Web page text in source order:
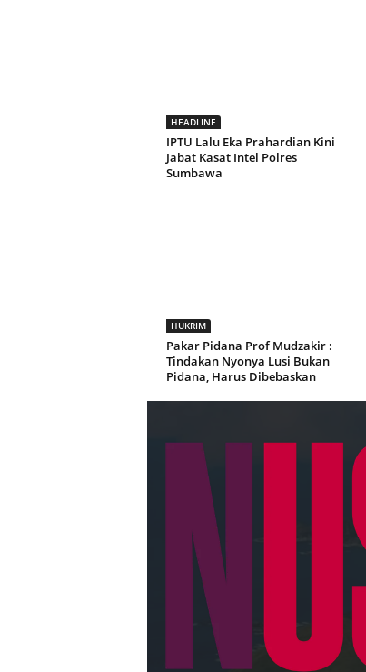
HEADLINE
IPTU Lalu Eka Prahardian Kini
Jabat Kasat Intel Polres
Sumbawa
HUKRIM
Pakar Pidana Prof Mudzakir :
Tindakan Nyonya Lusi Bukan
Pidana, Harus Dibebaskan